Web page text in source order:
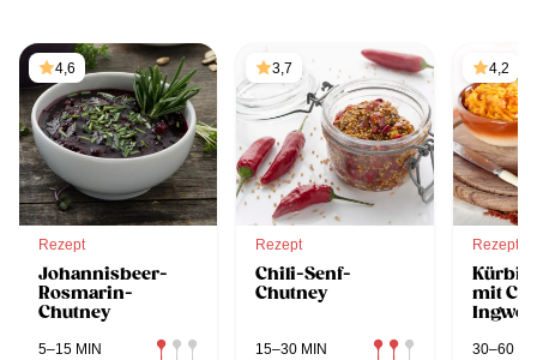
4,6
Rezept
Johannisbeer-
Rosmarin-
Chutney
5–15 MIN
3,7
Rezept
Chili-Senf-
Chutney
15–30 MIN
4,2
Rezept
mit
Ingwer
30–60